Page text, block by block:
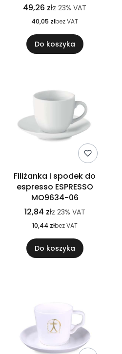
49,26 złz 23% VAT
40,05 złbez VAT
Do koszyka
Filiżanka i spodek do
espresso ESPRESSO
MO9634-06
12,84 złz 23% VAT
10,44 złbez VAT
Do koszyka